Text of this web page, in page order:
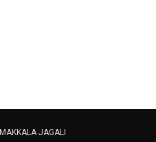
MAKKALA JAGALI